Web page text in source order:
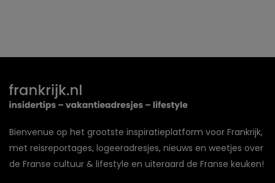
Bienvenue op het grootste inspiratieplatform voor Frankrijk,
met reisreportages, logeeradresjes, nieuws en weetjes over
de Franse cultuur & lifestyle en uiteraard de Franse keuken!